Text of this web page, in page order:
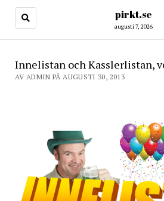
pirkt.se
augusti 7, 2026
Innelistan och Kasslerlistan,
AV ADMIN PÅ AUGUSTI 30, 2013